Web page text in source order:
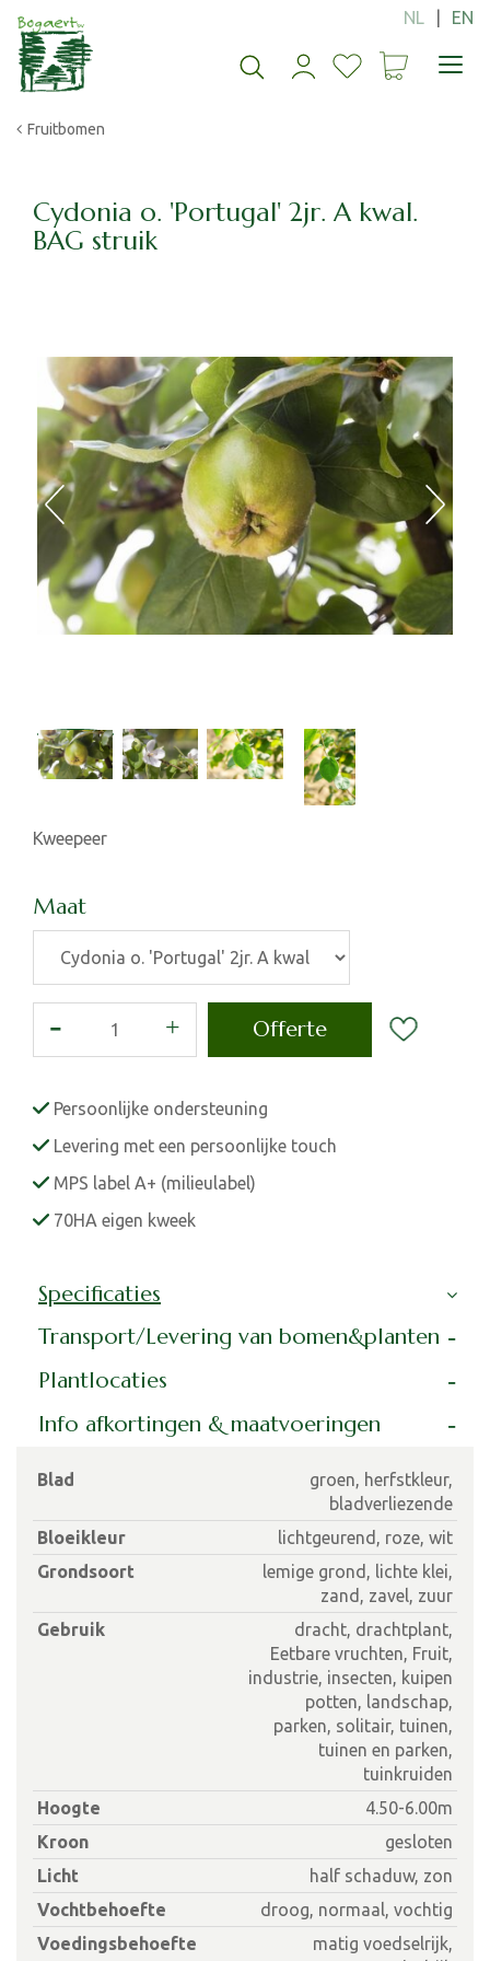
Fruitbomen
Cydonia o. 'Portugal' 2jr. A kwal.
BAG struik
Kweepeer
Maat
Persoonlijke ondersteuning
Levering met een persoonlijke touch
MPS label A+ (milieulabel)
70HA eigen kweek
Specificaties
Transport/Levering van bomen&planten
Plantlocaties
Info afkortingen & maatvoeringen
Blad
groen, herfstkleur,
bladverliezende
Bloeikleur
lichtgeurend, roze, wit
Grondsoort
lemige grond, lichte klei,
zand, zavel, zuur
Gebruik
dracht, drachtplant,
Eetbare vruchten, Fruit,
industrie, insecten, kuipen
potten, landschap,
parken, solitair, tuinen,
tuinen en parken,
tuinkruiden
Hoogte
4.50-6.00m
Kroon
gesloten
Licht
half schaduw, zon
Vochtbehoefte
droog, normaal, vochtig
Voedingsbehoefte
matig voedselrijk,